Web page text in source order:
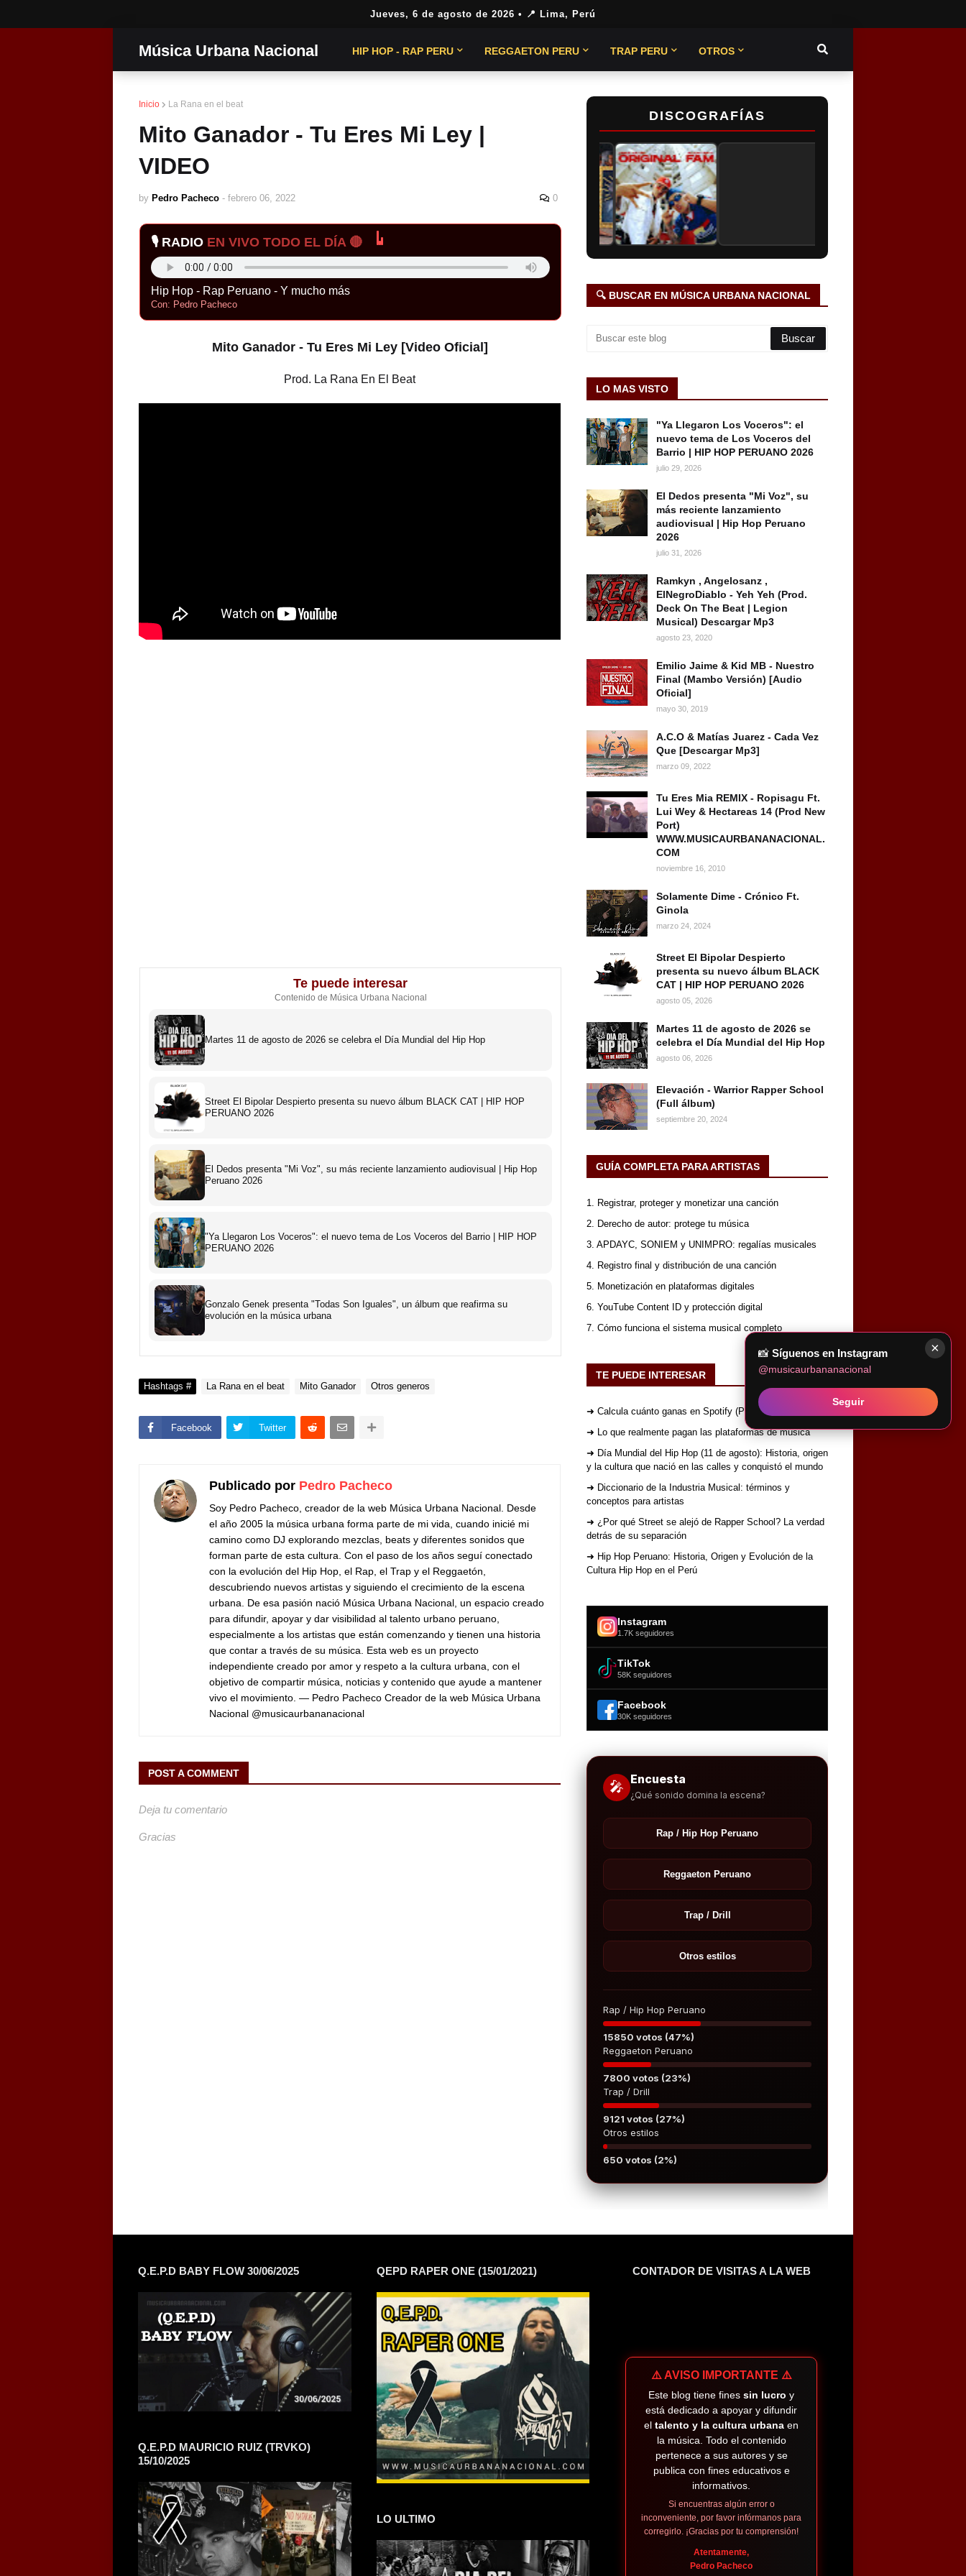
Jueves, 6 de agosto de 2026 • 📍 Lima, Perú
Música Urbana Nacional HIP HOP - RAP PERU REGGAETON PERU TRAP PERU OTROS
Inicio La Rana en el beat
Mito Ganador - Tu Eres Mi Ley |
VIDEO
by Pedro Pacheco - febrero 06, 2022 0
🎙️ RADIO EN VIVO TODO EL DÍA 🔴
Hip Hop - Rap Peruano - Y mucho más
Con: Pedro Pacheco
Mito Ganador - Tu Eres Mi Ley [Video Oficial]
Prod. La Rana En El Beat
Te puede interesar
Contenido de Música Urbana Nacional
Martes 11 de agosto de 2026 se celebra el Día Mundial del Hip Hop
Street El Bipolar Despierto presenta su nuevo álbum BLACK CAT | HIP HOP
PERUANO 2026
El Dedos presenta "Mi Voz", su más reciente lanzamiento audiovisual | Hip Hop
Peruano 2026
"Ya Llegaron Los Voceros": el nuevo tema de Los Voceros del Barrio | HIP HOP
PERUANO 2026
Gonzalo Genek presenta "Todas Son Iguales", un álbum que reafirma su
evolución en la música urbana
Hashtags # La Rana en el beat Mito Ganador Otros generos
Facebook Twitter
Publicado por Pedro Pacheco
Soy Pedro Pacheco, creador de la web Música Urbana Nacional. Desde
el año 2005 la música urbana forma parte de mi vida, cuando inicié mi
camino como DJ explorando mezclas, beats y diferentes sonidos que
forman parte de esta cultura. Con el paso de los años seguí conectado
con la evolución del Hip Hop, el Rap, el Trap y el Reggaetón,
descubriendo nuevos artistas y siguiendo el crecimiento de la escena
urbana. De esa pasión nació Música Urbana Nacional, un espacio creado
para difundir, apoyar y dar visibilidad al talento urbano peruano,
especialmente a los artistas que están comenzando y tienen una historia
que contar a través de su música. Esta web es un proyecto
independiente creado por amor y respeto a la cultura urbana, con el
objetivo de compartir música, noticias y contenido que ayude a mantener
vivo el movimiento. — Pedro Pacheco Creador de la web Música Urbana
Nacional @musicaurbananacional
POST A COMMENT
Deja tu comentario
Gracias
DISCOGRAFÍAS
🔍 BUSCAR EN MÚSICA URBANA NACIONAL
LO MAS VISTO
"Ya Llegaron Los Voceros": el
nuevo tema de Los Voceros del
Barrio | HIP HOP PERUANO 2026
julio 29, 2026
El Dedos presenta "Mi Voz", su
más reciente lanzamiento
audiovisual | Hip Hop Peruano
2026
julio 31, 2026
Ramkyn , Angelosanz ,
ElNegroDiablo - Yeh Yeh (Prod.
Deck On The Beat | Legion
Musical) Descargar Mp3
agosto 23, 2020
Emilio Jaime & Kid MB - Nuestro
Final (Mambo Versión) [Audio
Oficial]
mayo 30, 2019
A.C.O & Matías Juarez - Cada Vez
Que [Descargar Mp3]
marzo 09, 2022
Tu Eres Mia REMIX - Ropisagu Ft.
Lui Wey & Hectareas 14 (Prod New
Port)
WWW.MUSICAURBANANACIONAL.
COM
noviembre 16, 2010
Solamente Dime - Crónico Ft.
Ginola
marzo 24, 2024
Street El Bipolar Despierto
presenta su nuevo álbum BLACK
CAT | HIP HOP PERUANO 2026
agosto 05, 2026
Martes 11 de agosto de 2026 se
celebra el Día Mundial del Hip Hop
agosto 06, 2026
Elevación - Warrior Rapper School
(Full álbum)
septiembre 20, 2024
GUÍA COMPLETA PARA ARTISTAS
1. Registrar, proteger y monetizar una canción
2. Derecho de autor: protege tu música
3. APDAYC, SONIEM y UNIMPRO: regalías musicales
4. Registro final y distribución de una canción
5. Monetización en plataformas digitales
6. YouTube Content ID y protección digital
7. Cómo funciona el sistema musical completo
TE PUEDE INTERESAR
➜ Calcula cuánto ganas en Spotify (Perú)
➜ Lo que realmente pagan las plataformas de música
➜ Día Mundial del Hip Hop (11 de agosto): Historia, origen
y la cultura que nació en las calles y conquistó el mundo
➜ Diccionario de la Industria Musical: términos y
conceptos para artistas
➜ ¿Por qué Street se alejó de Rapper School? La verdad
detrás de su separación
➜ Hip Hop Peruano: Historia, Origen y Evolución de la
Cultura Hip Hop en el Perú
Instagram
1.7K seguidores
TikTok
58K seguidores
Facebook
30K seguidores
🎤 Encuesta
¿Qué sonido domina la escena?
Rap / Hip Hop Peruano
Reggaeton Peruano
Trap / Drill
Otros estilos
Rap / Hip Hop Peruano
15850 votos (47%)
Reggaeton Peruano
7800 votos (23%)
Trap / Drill
9121 votos (27%)
Otros estilos
650 votos (2%)
×
📸 Síguenos en Instagram
@musicaurbananacional
Seguir
Q.E.P.D BABY FLOW 30/06/2025
Q.E.P.D MAURICIO RUIZ (TRVKO)
15/10/2025
QEPD RAPER ONE (15/01/2021)
LO ULTIMO
CONTADOR DE VISITAS A LA WEB
⚠️ AVISO IMPORTANTE ⚠️
Este blog tiene finessin lucro y
está dedicado a apoyar y difundir
eltalento y la cultura urbana en
la música. Todo el contenido
pertenece a sus autores y se
publica con fines educativos e
informativos.
Si encuentras algún error o
inconveniente, por favor infórmanos para
corregirlo. ¡Gracias por tu comprensión!
Atentamente,
Pedro Pacheco